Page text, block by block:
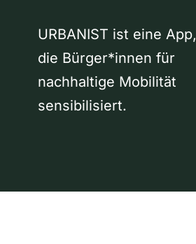
URBANIST ist eine App,
die Bürger*innen für
nachhaltige Mobilität
sensibilisiert.